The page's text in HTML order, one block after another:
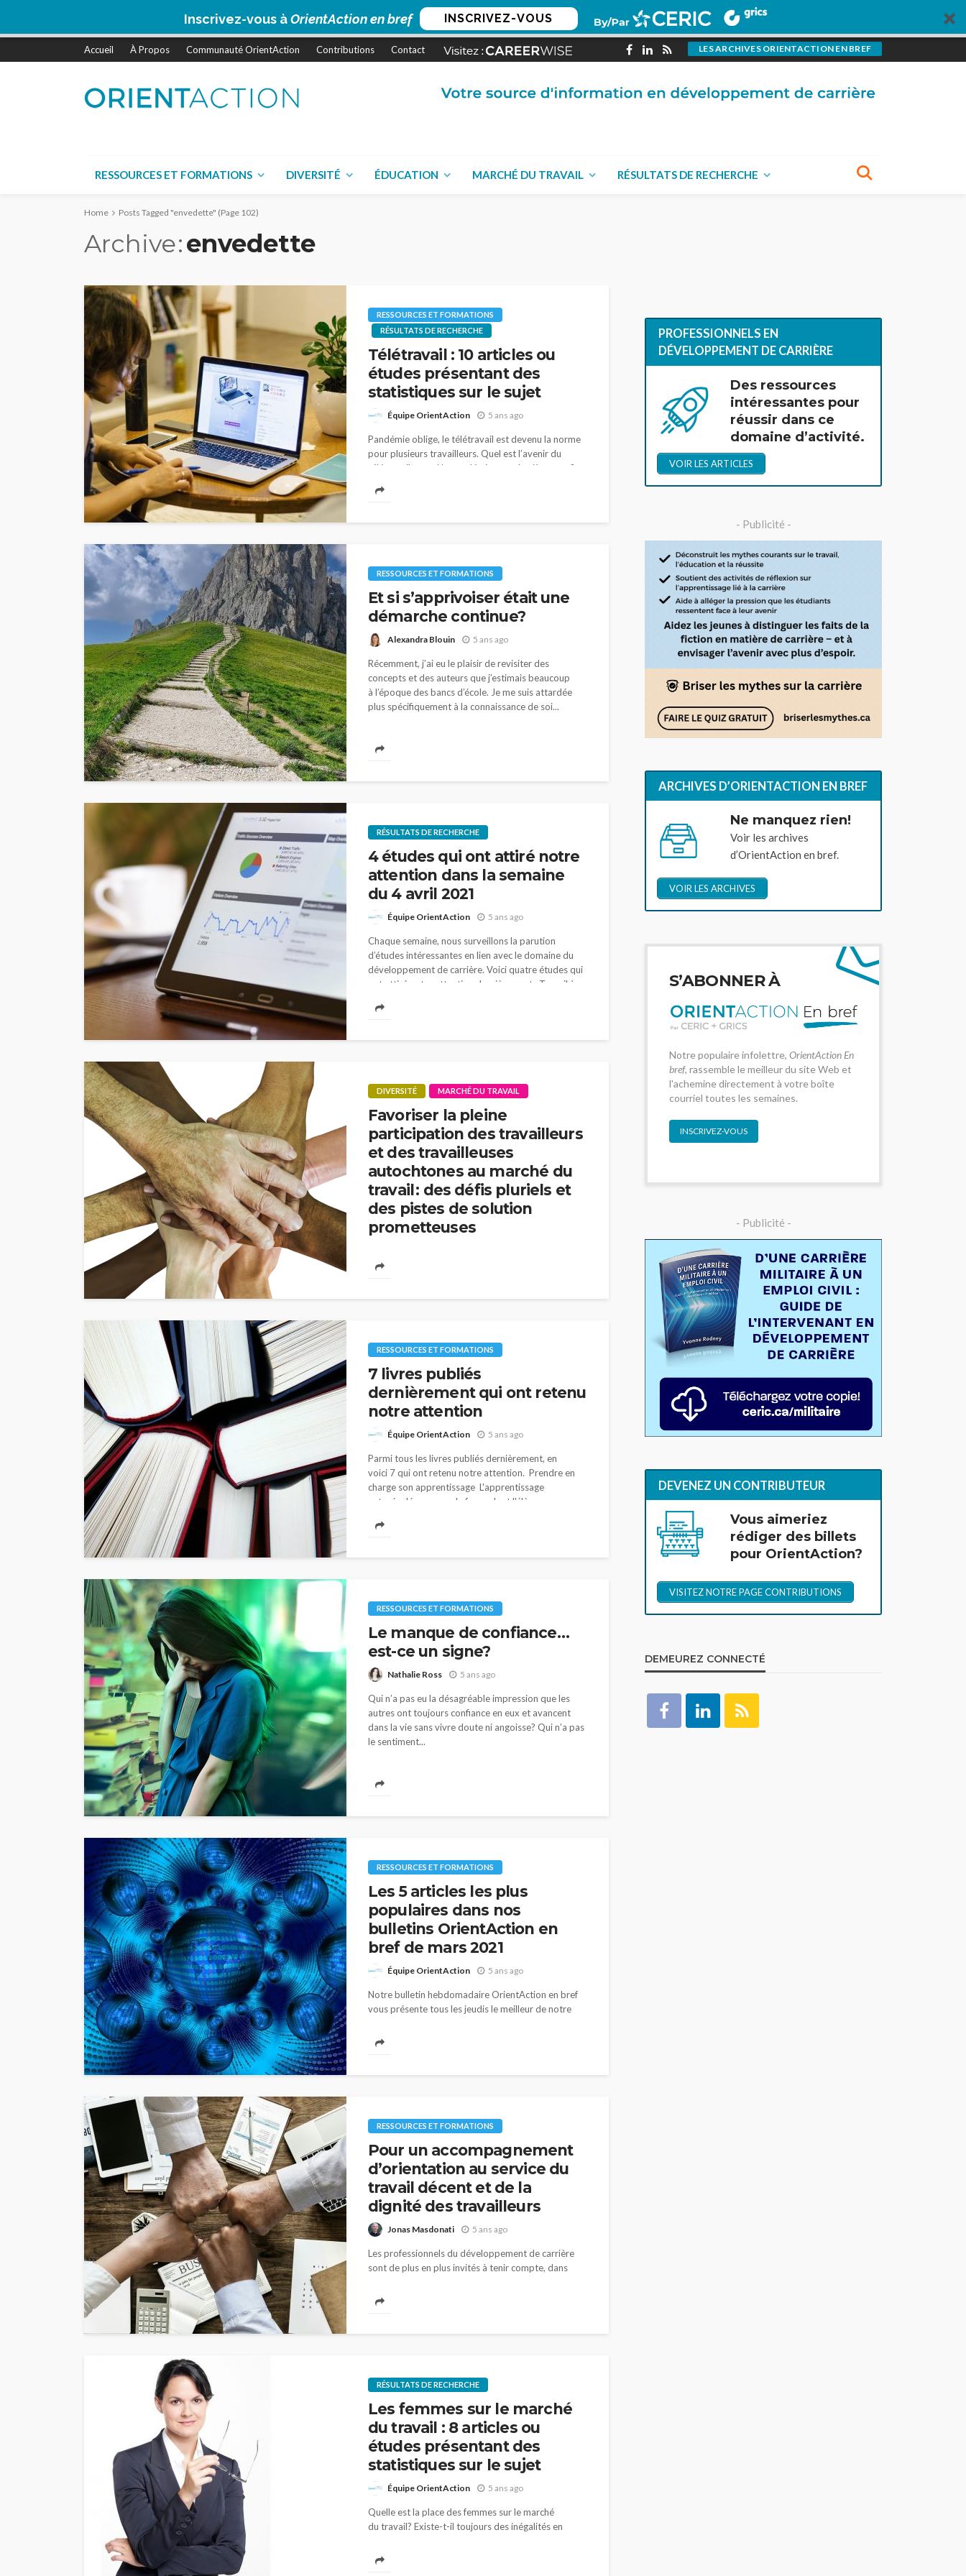
Inscrivez-vous àOrientAction en bref INSCRIVEZ-VOUS
Accueil À Propos Communauté OrientAction Contributions Contact LES ARCHIVES ORIENTACTION EN BREF
RESSOURCES ET FORMATIONS DIVERSITÉ ÉDUCATION MARCHÉ DU TRAVAIL RÉSULTATS DE RECHERCHE
Home Posts Tagged "envedette" (Page 102)
Archive envedette
RESSOURCES ET FORMATIONS
RÉSULTATS DE RECHERCHE
Télétravail : 10 articles ou
études présentant des
statistiques sur le sujet
Équipe OrientAction 5 ans ago
Pandémie oblige, le télétravail est devenu la norme
pour plusieurs travailleurs. Quel est l’avenir du
télétravail quand la pandémie sera derrière nous?
RESSOURCES ET FORMATIONS
Et si s’apprivoiser était une
démarche continue?
Alexandra Blouin 5 ans ago
Récemment, j’ai eu le plaisir de revisiter des
concepts et des auteurs que j’estimais beaucoup
à l’époque des bancs d’école. Je me suis attardée
plus spécifiquement à la connaissance de soi...
RÉSULTATS DE RECHERCHE
4 études qui ont attiré notre
attention dans la semaine
du 4 avril 2021
Équipe OrientAction 5 ans ago
Chaque semaine, nous surveillons la parution
d’études intéressantes en lien avec le domaine du
développement de carrière. Voici quatre études qui
ont attiré notre attention dernièrement. Travail à
DIVERSITÉ MARCHÉ DU TRAVAIL
Favoriser la pleine
participation des travailleurs
et des travailleuses
autochtones au marché du
travail : des défis pluriels et
des pistes de solution
prometteuses
De nombreuses régions du pays se trouvent en
cherchent donc activement à pourvoir des postes et
sont amenées...
RESSOURCES ET FORMATIONS
7 livres publiés
dernièrement qui ont retenu
notre attention
Équipe OrientAction 5 ans ago
Parmi tous les livres publiés dernièrement, en
voici 7 qui ont retenu notre attention. Prendre en
charge son apprentissage L'apprentissage
autorégulé concerne la façon dont l'élève ou
RESSOURCES ET FORMATIONS
Le manque de confiance…
est-ce un signe?
Nathalie Ross 5 ans ago
Qui n’a pas eu la désagréable impression que les
autres ont toujours confiance en eux et avancent
dans la vie sans vivre doute ni angoisse? Qui n’a pas
le sentiment...
RESSOURCES ET FORMATIONS
Les 5 articles les plus
populaires dans nos
bulletins OrientAction en
bref de mars 2021
Équipe OrientAction 5 ans ago
Notre bulletin hebdomadaire OrientAction en bref
vous présente tous les jeudis le meilleur de notre
connaissances et de vous faire économiser...
RESSOURCES ET FORMATIONS
Pour un accompagnement
d’orientation au service du
travail décent et de la
dignité des travailleurs
Jonas Masdonati 5 ans ago
Les professionnels du développement de carrière
sont de plus en plus invités à tenir compte, dans
vers lesquels ils orientent leurs bénéficiaires. Ils...
RÉSULTATS DE RECHERCHE
Les femmes sur le marché
du travail : 8 articles ou
études présentant des
statistiques sur le sujet
Équipe OrientAction 5 ans ago
Quelle est la place des femmes sur le marché
du travail? Existe-t-il toujours des inégalités en
vous suggérons ici quelques articles et études
PROFESSIONNELS EN
DÉVELOPPEMENT DE CARRIÈRE
Des ressources
intéressantes pour
réussir dans ce
domaine d’activité.
VOIR LES ARTICLES
- Publicité -
ARCHIVES D’ORIENTACTION EN BREF
Ne manquez rien!
Voir les archives
d’OrientAction en bref.
VOIR LES ARCHIVES
S’ABONNER À
Notre populaire infolettre, OrientAction En
bref, rassemble le meilleur du site Web et
l'achemine directement à votre boîte
courriel toutes les semaines.
INSCRIVEZ-VOUS
- Publicité -
DEVENEZ UN CONTRIBUTEUR
Vous aimeriez
rédiger des billets
pour OrientAction?
VISITEZ NOTRE PAGE CONTRIBUTIONS
DEMEUREZ CONNECTÉ